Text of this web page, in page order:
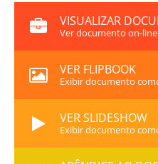
VISUALIZAR
Ver documento on-line
VER FLIPBOOK
Exibir documento
VER SLIDESHOW
Exibir documento